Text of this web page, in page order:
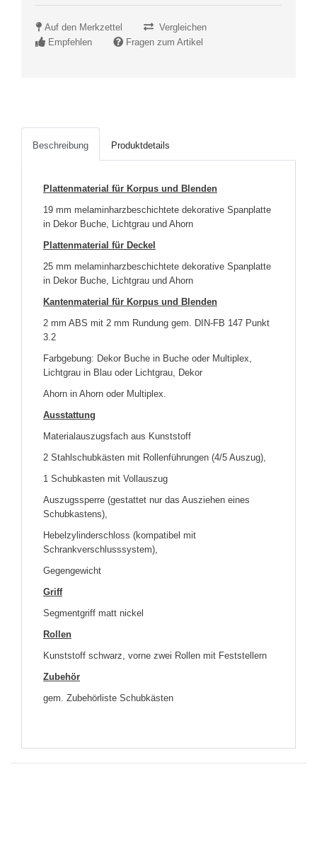
Auf den Merkzettel
Vergleichen
Empfehlen
Fragen zum Artikel
Beschreibung Produktdetails
Plattenmaterial für Korpus und Blenden
19 mm melaminharzbeschichtete dekorative Spanplatte
in Dekor Buche, Lichtgrau und Ahorn
Plattenmaterial für Deckel
25 mm melaminharzbeschichtete dekorative Spanplatte
in Dekor Buche, Lichtgrau und Ahorn
Kantenmaterial für Korpus und Blenden
2 mm ABS mit 2 mm Rundung gem. DIN-FB 147 Punkt
3.2
Farbgebung: Dekor Buche in Buche oder Multiplex,
Lichtgrau in Blau oder Lichtgrau, Dekor
Ahorn in Ahorn oder Multiplex.
Ausstattung
Materialauszugsfach aus Kunststoff
2 Stahlschubkästen mit Rollenführungen (4/5 Auszug),
1 Schubkasten mit Vollauszug
Auszugssperre (gestattet nur das Ausziehen eines
Schubkastens),
Hebelzylinderschloss (kompatibel mit
Schrankverschlusssystem),
Gegengewicht
Griff
Segmentgriff matt nickel
Rollen
Kunststoff schwarz, vorne zwei Rollen mit Feststellern
Zubehör
gem. Zubehörliste Schubkästen